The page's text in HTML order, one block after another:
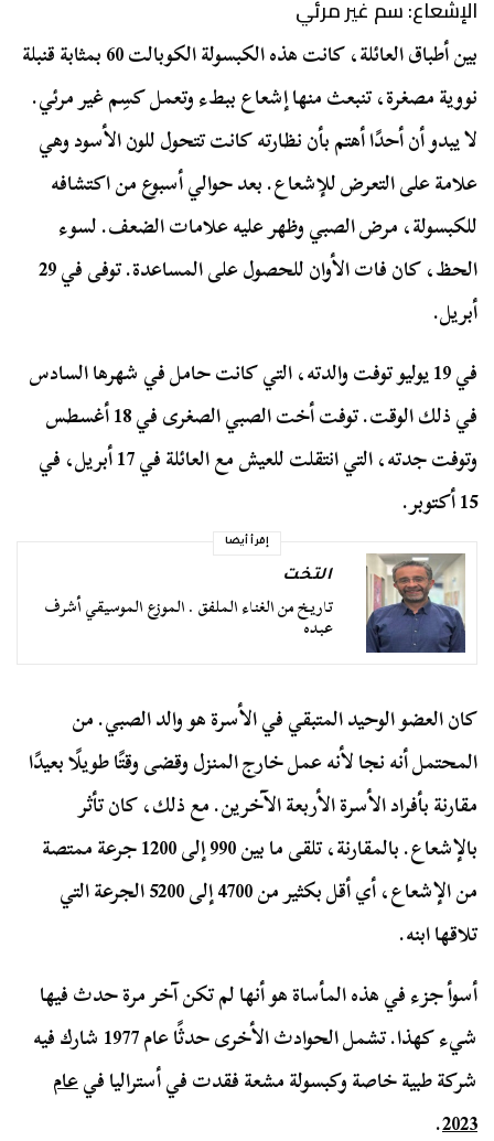
الإشعاع: سم غير مرئي
بين أطباق العائلة، كانت هذه الكبسولة الكوبالت 60 بمثابة قنبلة
نووية مصغرة، تنبعث منها إشعاع ببطء وتعمل كسِم غير مرئي.
لا يبدو أن أحدًا أهتم بأن نظارته كانت تتحول للون الأسود وهي
علامة على التعرض للإشعاع. بعد حوالي أسبوع من اكتشافه
للكبسولة، مرض الصبي وظهر عليه علامات الضعف. لسوء
الحظ، كان فات الأوان للحصول على المساعدة. توفى في 29
أبريل.
في 19 يوليو توفت والدته، التي كانت حامل في شهرها السادس
في ذلك الوقت. توفت أخت الصبي الصغرى في 18 أغسطس
وتوفت جدته، التي انتقلت للعيش مع العائلة في 17 أبريل، في
15 أكتوبر.
إقرأ أيضا
التخت
تاريخ من الغناء الملفق . الموزع الموسيقي أشرف
عبده
كان العضو الوحيد المتبقي في الأسرة هو والد الصبي. من
المحتمل أنه نجا لأنه عمل خارج المنزل وقضى وقتًا طويلًا بعيدًا
مقارنة بأفراد الأسرة الأربعة الآخرين. مع ذلك، كان تأثر
بالإشعاع. بالمقارنة، تلقى ما بين 990 إلى 1200 جرعة ممتصة
من الإشعاع، أي أقل بكثير من 4700 إلى 5200 الجرعة التي
تلاقها ابنه.
أسوأ جزء في هذه المأساة هو أنها لم تكن آخر مرة حدث فيها
شيء كهذا. تشمل الحوادث الأخرى حدثًا عام 1977 شارك فيه
شركة طبية خاصة وكبسولة مشعة فقدت في أستراليا فيعام
2023
.